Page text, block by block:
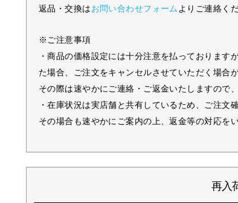
返品・交換はお問い合わせフォームよりご連絡くだ
※ご注意事項
・商品の価格設定には十分注意を払っております
た場合、ご注文をキャンセルさせていただく場合
その際は速やかにご連絡・ご返金いたしますので
・在庫状況は実店舗と共有しているため、ご注文
その場合も速やかにご案内の上、返金等の対応を
再入